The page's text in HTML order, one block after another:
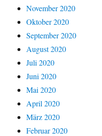
November 2020
Oktober 2020
September 2020
August 2020
Juli 2020
Juni 2020
Mai 2020
April 2020
März 2020
Februar 2020